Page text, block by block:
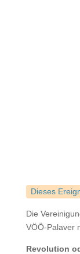
Dieses
Die
VÖÖ-Palaver
Revolution